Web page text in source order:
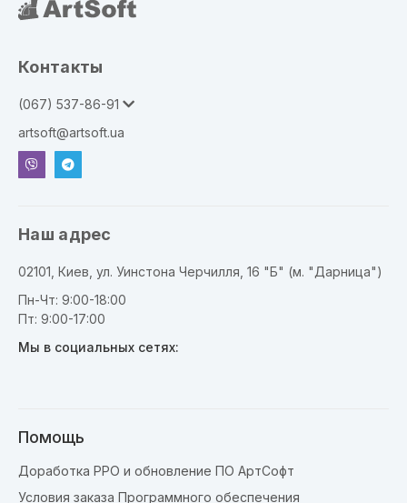
Контакты
(067) 537-86-91
artsoft@artsoft.ua
Наш адрес
02101, Киев, ул. Уинстона Черчилля, 16 "Б" (м. "Дарница")
Пн-Чт: 9:00-18:00
Пт: 9:00-17:00
Мы в социальных сетях:
Помощь
Доработка РРО и обновление ПО АртСофт
Условия заказа Программного обеспечения